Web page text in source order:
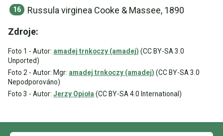
Russula virginea Cooke & Massee, 1890
Zdroje:
Foto 1 - Autor: amadej trnkoczy (amadej) (CC BY-SA 3.0
Unported)
Foto 2 - Autor: Mgr: amadej trnkoczy (amadej) (CC BY-SA 3.0
Nepodporováno)
Foto 3 - Autor: Jerzy Opioła (CC BY-SA 4.0 International)